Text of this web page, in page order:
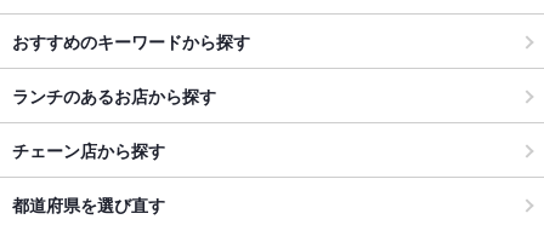
おすすめのキーワードから探す
ランチのあるお店から探す
チェーン店から探す
都道府県を選び直す